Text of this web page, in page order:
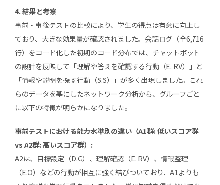
4. 結果と考察
事前・事後テストの比較により、学生の得点は有意に向上し
ており、大きな効果量が確認されました。会話ログ（全6,716
行）をコード化した初期のコード分布では、チャットボット
の設計を反映して「理解や答えを確認する行動（E. RV）」と
「情報や説明を探す行動（S.S）」が多く出現しました。これ
らのデータを基にしたネットワーク分析から、グループごと
に以下の特徴が明らかになりました。
事前テストにおける能力水準別の違い（A1群: 低いスコア群
vs A2群: 高いスコア群）:
A2は、目標設定（D.G）、理解確認（E. RV）、情報整理
（E.O）などの行動が相互に強く結びついており、A1よりも